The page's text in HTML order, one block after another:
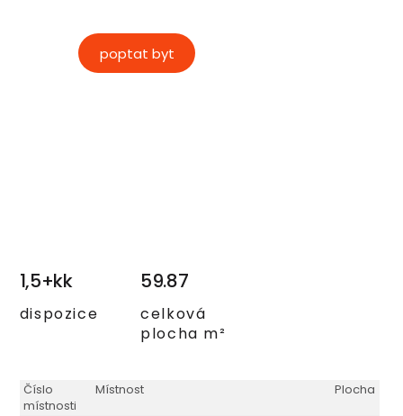
poptat byt
1,5+kk
dispozice
59.87
celková
plocha m²
Číslo
místnosti
Místnost Plocha